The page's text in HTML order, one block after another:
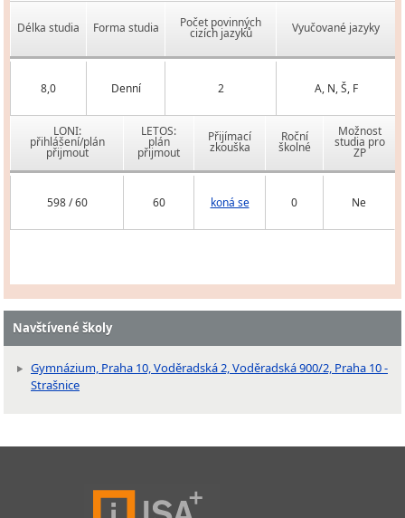
Délka studia Forma studia Počet povinných
cizích jazyků Vyučované jazyky
8,0 Denní 2 A, N, Š, F
LONI:
přihlášení/plán
přijmout
LETOS:
plán
přijmout
Přijímací
zkouška
Roční
školné
Možnost
studia pro
ZP
598 / 60 60 koná se 0 Ne
Navštívené školy
Gymnázium, Praha 10, Voděradská 2, Voděradská 900/2, Praha 10 -
Strašnice